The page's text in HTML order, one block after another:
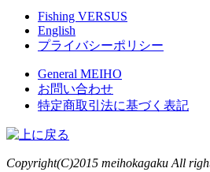
Fishing VERSUS
English
プライバシーポリシー
General MEIHO
お問い合わせ
特定商取引法に基づく表記
Copyright(C)2015 meihokagaku All